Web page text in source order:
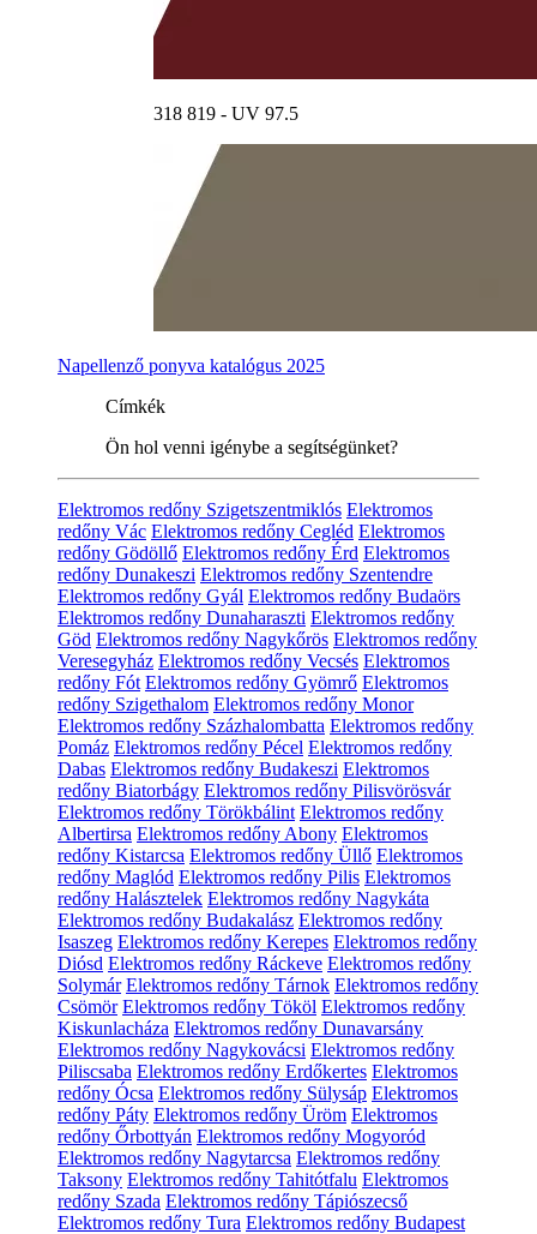
318 819 - UV 97.5
Napellenző ponyva katalógus 2025
Címkék
Ön hol venni igénybe a segítségünket?
Elektromos redőny Szigetszentmiklós Elektromos
redőny Vác Elektromos redőny Cegléd Elektromos
redőny Gödöllő Elektromos redőny Érd Elektromos
redőny Dunakeszi Elektromos redőny Szentendre
Elektromos redőny Gyál Elektromos redőny Budaörs
Elektromos redőny Dunaharaszti Elektromos redőny
Göd Elektromos redőny Nagykőrös Elektromos redőny
Veresegyház Elektromos redőny Vecsés Elektromos
redőny Fót Elektromos redőny Gyömrő Elektromos
redőny Szigethalom Elektromos redőny Monor
Elektromos redőny Százhalombatta Elektromos redőny
Pomáz Elektromos redőny Pécel Elektromos redőny
Dabas Elektromos redőny Budakeszi Elektromos
redőny Biatorbágy Elektromos redőny Pilisvörösvár
Elektromos redőny Törökbálint Elektromos redőny
Albertirsa Elektromos redőny Abony Elektromos
redőny Kistarcsa Elektromos redőny Üllő Elektromos
redőny Maglód Elektromos redőny Pilis Elektromos
redőny Halásztelek Elektromos redőny Nagykáta
Elektromos redőny Budakalász Elektromos redőny
Isaszeg Elektromos redőny Kerepes Elektromos redőny
Diósd Elektromos redőny Ráckeve Elektromos redőny
Solymár Elektromos redőny Tárnok Elektromos redőny
Csömör Elektromos redőny Tököl Elektromos redőny
Kiskunlacháza Elektromos redőny Dunavarsány
Elektromos redőny Nagykovácsi Elektromos redőny
Piliscsaba Elektromos redőny Erdőkertes Elektromos
redőny Ócsa Elektromos redőny Sülysáp Elektromos
redőny Páty Elektromos redőny Üröm Elektromos
redőny Őrbottyán Elektromos redőny Mogyoród
Elektromos redőny Nagytarcsa Elektromos redőny
Taksony Elektromos redőny Tahitótfalu Elektromos
redőny Szada Elektromos redőny Tápiószecső
Elektromos redőny Tura Elektromos redőny Budapest